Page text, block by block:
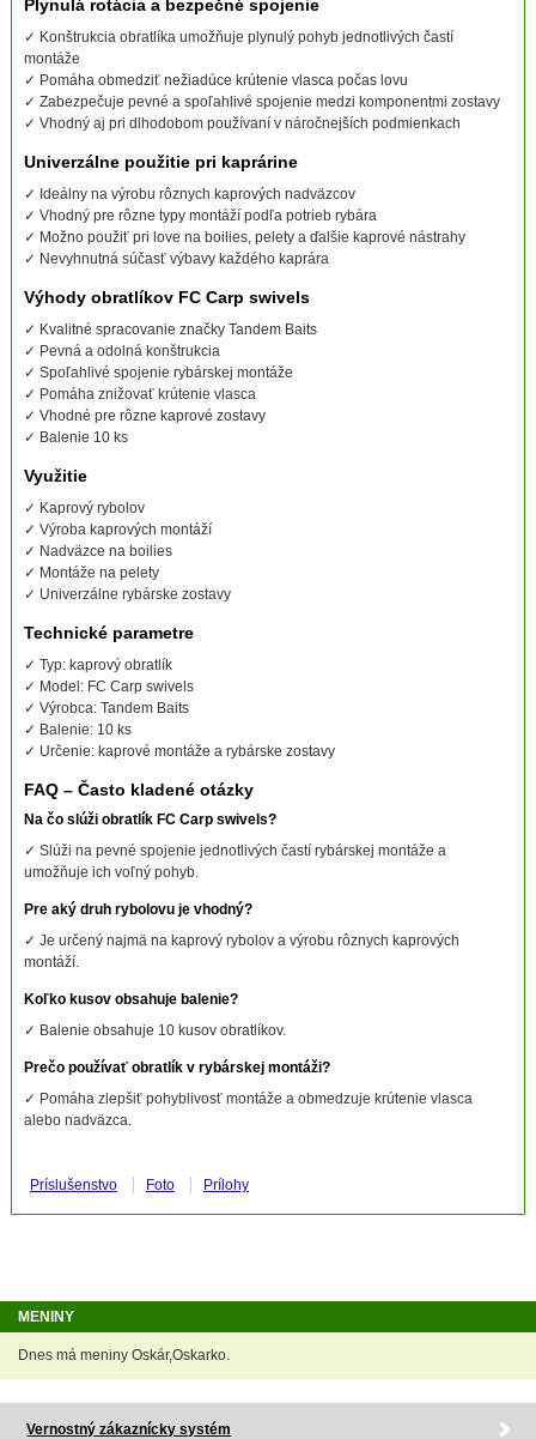
Plynulá rotácia a bezpečné spojenie
✓ Konštrukcia obratlíka umožňuje plynulý pohyb jednotlivých častí
montáže
✓ Pomáha obmedziť nežiadúce krútenie vlasca počas lovu
✓ Zabezpečuje pevné a spoľahlivé spojenie medzi komponentmi zostavy
✓ Vhodný aj pri dlhodobom používaní v náročnejších podmienkach
Univerzálne použitie pri kaprárine
✓ Ideálny na výrobu rôznych kaprových nadväzcov
✓ Vhodný pre rôzne typy montáží podľa potrieb rybára
✓ Možno použiť pri love na boilies, pelety a ďalšie kaprové nástrahy
✓ Nevyhnutná súčasť výbavy každého kaprára
Výhody obratlíkov FC Carp swivels
✓ Kvalitné spracovanie značky Tandem Baits
✓ Pevná a odolná konštrukcia
✓ Spoľahlivé spojenie rybárskej montáže
✓ Pomáha znižovať krútenie vlasca
✓ Vhodné pre rôzne kaprové zostavy
✓ Balenie 10 ks
Využitie
✓ Kaprový rybolov
✓ Výroba kaprových montáží
✓ Nadväzce na boilies
✓ Montáže na pelety
✓ Univerzálne rybárske zostavy
Technické parametre
✓ Typ: kaprový obratlík
✓ Model: FC Carp swivels
✓ Výrobca: Tandem Baits
✓ Balenie: 10 ks
✓ Určenie: kaprové montáže a rybárske zostavy
FAQ – Často kladené otázky
Na čo slúži obratlík FC Carp swivels?
✓ Slúži na pevné spojenie jednotlivých častí rybárskej montáže a
umožňuje ich voľný pohyb.
Pre aký druh rybolovu je vhodný?
✓ Je určený najmä na kaprový rybolov a výrobu rôznych kaprových
montáží.
Koľko kusov obsahuje balenie?
✓ Balenie obsahuje 10 kusov obratlíkov.
Prečo používať obratlík v rybárskej montáži?
✓ Pomáha zlepšiť pohyblivosť montáže a obmedzuje krútenie vlasca
alebo nadväzca.
Príslušenstvo Foto Prílohy
MENINY
Dnes má meniny Oskár,Oskarko.
Vernostný zákaznícky systém